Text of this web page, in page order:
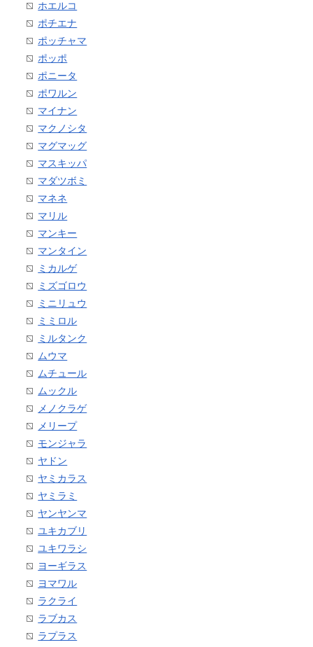
ホエルコ
ポチエナ
ポッチャマ
ポッポ
ポニータ
ポワルン
マイナン
マクノシタ
マグマッグ
マスキッパ
マダツボミ
マネネ
マリル
マンキー
マンタイン
ミカルゲ
ミズゴロウ
ミニリュウ
ミミロル
ミルタンク
ムウマ
ムチュール
ムックル
メノクラゲ
メリープ
モンジャラ
ヤドン
ヤミカラス
ヤミラミ
ヤンヤンマ
ユキカブリ
ユキワラシ
ヨーギラス
ヨマワル
ラクライ
ラブカス
ラプラス